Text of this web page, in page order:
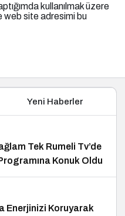
kullanılmak üzere
web site adresimi bu
Yeni Haberler
Tek Rumeli Tv’de
Konuk Oldu
Enerjinizi Koruyarak